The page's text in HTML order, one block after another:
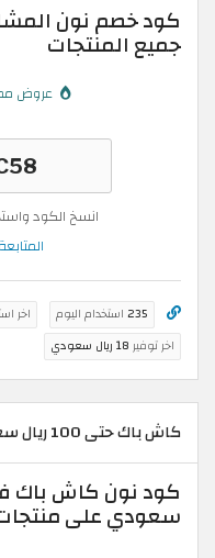
جميع المنتجات
عروض
انسخ الكود
235 استخدام اليوم اخر
اخر توفير 18 ريال سعودي
كاش باك حتى 100 ريال سعودي
سعودي على